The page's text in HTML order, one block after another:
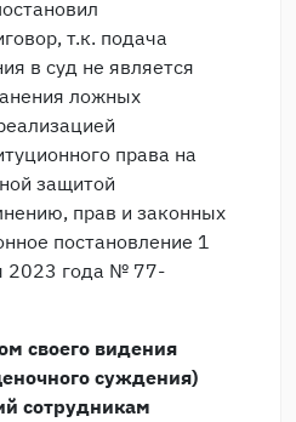
т.к. подача
в суд не является
ложных
права на
защитой
прав и законных
постановление 1
2023 года № 77-
своего видения
суждения)
сотрудникам